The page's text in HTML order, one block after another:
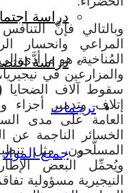
دراسة
دراسة
ترجمات
جميع المواد
وبالتالي فإنَّ
المراعي وانحسار
المُناخية، هو ما أدَّى
والمزارعين في
سقوط آلاف الضحايا
إتلاف وتدمير
العامة على مدى
الخسائر الناجمة عن
المسلَّحون، مثل
ويُحمِّل البعض
النيجيرية مسؤولية